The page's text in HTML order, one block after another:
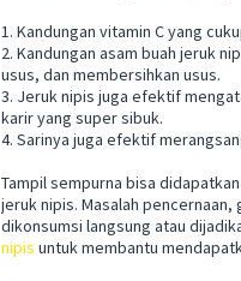
1. Kandungan vitamin C yang
2. Kandungan asam buah jeruk
usus, dan membersihkan usus.
3. Jeruk nipis juga efektif
karir yang super sibuk.
4. Sarinya juga efektif
Tampil sempurna bisa
jeruk nipis. Masalah
dikonsumsi langsung atau
nipis untuk membantu